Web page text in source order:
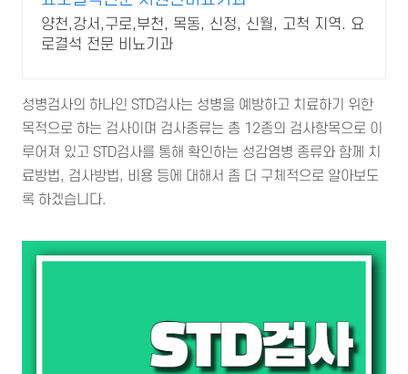
양천,강서,구로,부천, 목동, 신정, 신월, 고척 지역. 요
로결석 전문 비뇨기과
성병검사의 하나인 STD검사는 성병을 예방하고 치료하기 위한
목적으로 하는 검사이며 검사종류는 총 12종의 검사항목으로 이
루어져 있고 STD검사를 통해 확인하는 성감염병 종류와 함께 치
료방법, 검사방법, 비용 등에 대해서 좀 더 구체적으로 알아보도
록 하겠습니다.